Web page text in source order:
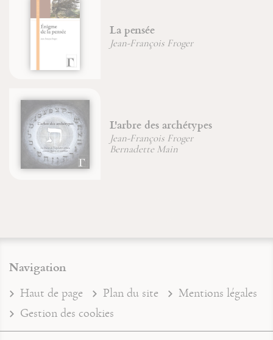
La pensée
Jean-François Froger
L'arbre des archétypes
Jean-François Froger
Bernadette Main
Navigation
Haut de page Plan du site
Mentions légales
Gestion des cookies